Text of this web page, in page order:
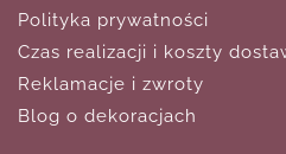
Polityka prywatności
Czas realizacji i koszty
Reklamacje i zwroty
Blog o dekoracjach